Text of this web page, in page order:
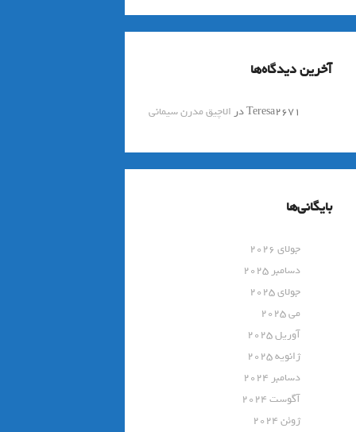
آخرین دیدگاه‌ها
Teresa2671در الاچیق مدرن سیمانی
بایگانی‌ها
جولای 2026
دسامبر 2025
جولای 2025
می 2025
آوریل 2025
ژانویه 2025
دسامبر 2024
آگوست 2024
ژوئن 2024